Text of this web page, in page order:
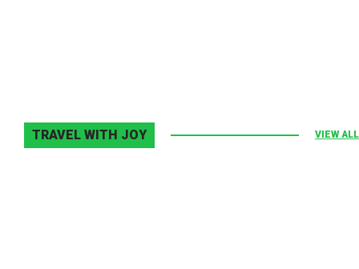
TRAVEL WITH JOY VIEW ALL